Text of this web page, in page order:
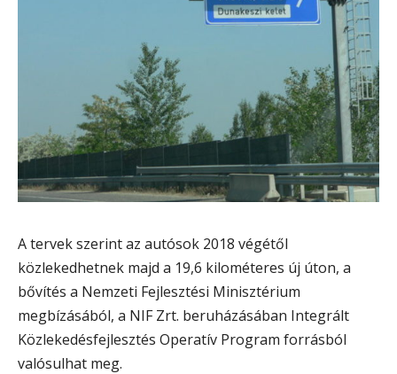
A tervek szerint az autósok 2018 végétől
közlekedhetnek majd a 19,6 kilométeres új úton, a
bővítés a Nemzeti Fejlesztési Minisztérium
megbízásából, a NIF Zrt. beruházásában Integrált
Közlekedésfejlesztés Operatív Program forrásból
valósulhat meg.